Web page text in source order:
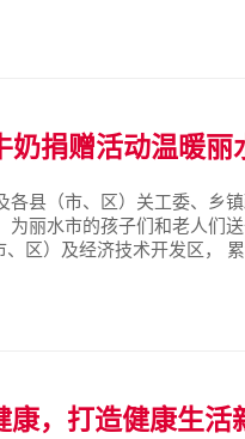
捐赠活动温暖丽
县（市、区）关工委、乡
丽水市的孩子们和老人们
区）及经济技术开发区，
，打造健康生活